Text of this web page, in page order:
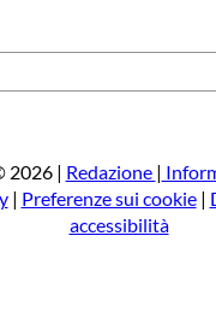
e
a
2026 | Redazione |
| Preferenze sui cookie|
accessibilità